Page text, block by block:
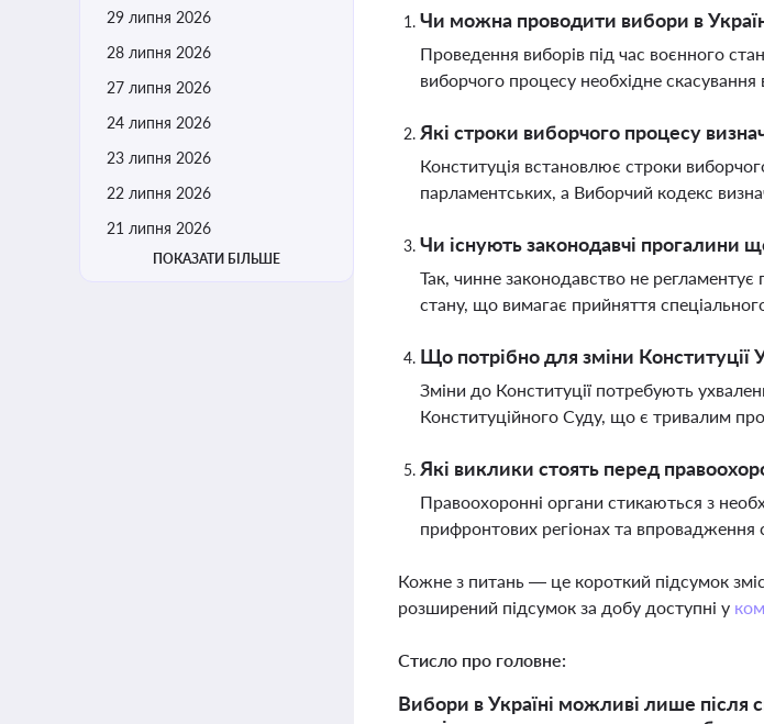
29 липня 2026
28 липня 2026
27 липня 2026
24 липня 2026
23 липня 2026
22 липня 2026
21 липня 2026
ПОКАЗАТИ БІЛЬШЕ
Чи можна проводити вибори в
Проведення виборів під час воєнного
виборчого процесу необхідне
Які строки виборчого процесу
Конституція встановлює строки
парламентських, а Виборчий кодекс
Чи існують законодавчі прогалини
Так, чинне законодавство не
стану, що вимагає прийняття
Що потрібно для зміни Конституції
Зміни до Конституції потребують
Конституційного Суду, що є тривалим
Які виклики стоять перед
Правоохоронні органи стикаються з
прифронтових регіонах та впровадження
Кожне з питань — це короткий підсумок
розширений підсумок за добу доступні у
Стисло про головне:
Вибори в Україні можливі лише після